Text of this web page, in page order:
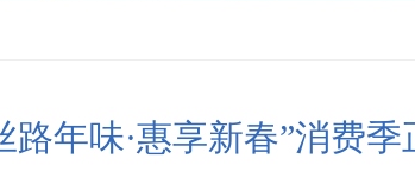
路年味·惠享新春”消费季